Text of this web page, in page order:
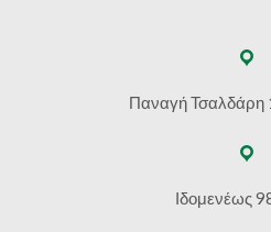
Παναγή Τσαλδάρη
Ιδομενέως